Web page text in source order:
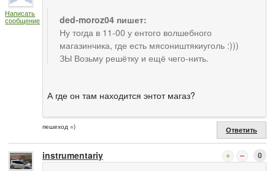
Написать
сообщение
ded-moroz04 пишет:
Ну тогда в 11-00 у ентого волшебного
магазинчика, где есть мясоништякиуголь :)))
ЗЫ Возьму решётку и ещё чего-нить.
А где он там находится энтот магаз?
пешеход =) Ответить
instrumentariy 0